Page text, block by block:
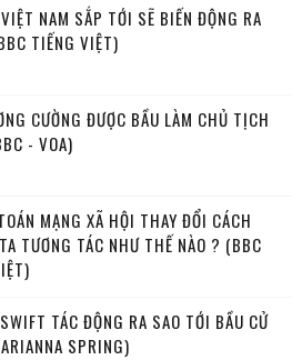
NAM SẮP TỚI SẼ BIẾN ĐỘNG RA
TIẾNG VIỆT)
CƯỜNG ĐƯỢC BẦU LÀM CHỦ TỊCH
- VOA)
MẠNG XÃ HỘI THAY ĐỔI CÁCH
TƯƠNG TÁC NHƯ THẾ NÀO ? (BBC
TÁC ĐỘNG RA SAO TỚI BẦU CỬ
SPRING)